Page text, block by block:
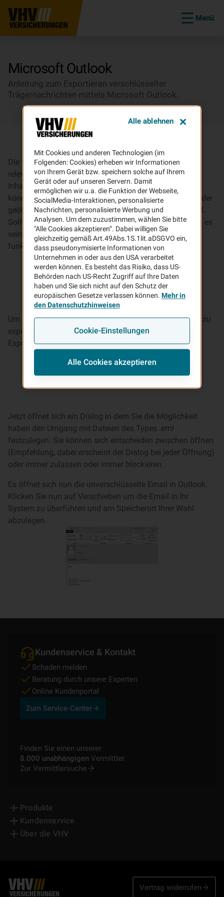
Menü
Microsoft Outlook
Anleitung zum Exportieren verschlüsselter
Trägernachrichten mittels Microsoft Outlook.
Die folgende Anleitung beschreibt den Export der
relevanten Inhalte aus dem Träger-PDF und wie Sie die
Inhalte in ihr eigenes Mail-System überführt werden
können. Wichtig ist hierbei, dass das PDF in Adobe Reader
geöffnet (ein Browser-Plugin ist nicht ausreichend) wird.
Sollte eine andere Software zum Einsatz kommen kann es
sein, dass die Funktionalitäten nicht wie beschrieben
funktionieren.
Um eine Email aus der verschlüsselten Trägernachricht zu
exportieren führen Sie einen Doppelklick auf
Exportieren.eml aus.
Jetzt öffnet sich ein Dialog in dem Sie die Möglichkeit
haben den Umgang mit Dateien des Types .eml
festzulegen. Sie können sich entscheiden zwischen öffnen
(Empfehlung, dabei erscheint der Dialog bei jeder Öffnung)
oder immer zulassen oder immer blockieren.
Es öffnet sich nun die unverschlüsselte Email in Outlook.
Klicken Sie nun auf Verschieben um die Email in Ihr
System zu überführen und am Speicherort Ihrer Wahl
abzulegen.
Kundenservice & Kontakt
Schaden melden
Beratung durch unsere Experten
Online Kundenportal
Zum Service-Center
Finden Sie einen unserer
8.000 unabhängigen Vermittler.
Zur Vermittlersuche
Produkte
Kundenservice
Über die VHV
Vertrag widerrufen
Mit Cookies und anderen Technologien (im
Folgenden: Cookies) erheben wir Informationen
von Ihrem Gerät bzw. speichern solche auf Ihrem
Gerät oder auf unseren Servern. Damit
ermöglichen wir u.a. die Funktion der Webseite,
SocialMedia-Interaktionen, personalisierte
Nachrichten, personalisierte Werbung und
Analysen. Um dem zuzustimmen, wählen Sie bitte
"Alle Cookies akzeptieren“. Dabei willigen Sie
gleichzeitig gemäß Art.49Abs.1S.1lit.aDSGVO ein,
dass pseudonymisierte Informationen von
Unternehmen in oder aus den USA verarbeitet
werden können. Es besteht das Risiko, dass US-
Behörden nach US-Recht Zugriff auf Ihre Daten
haben und Sie sich nicht auf den Schutz der
europäischen Gesetze verlassen können. Mehr in
den Datenschutzhinweisen
Cookie-Einstellungen
Alle Cookies akzeptieren
Alle ablehnen